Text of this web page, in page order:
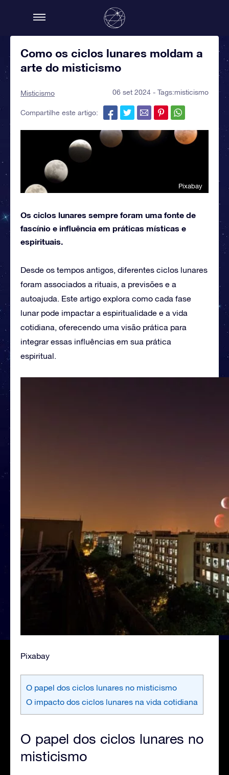
Como os ciclos lunares moldam a
arte do misticismo
Misticismo 06 set 2024 - Tags:misticismo
Compartilhe este artigo:
Pixabay
Os ciclos lunares sempre foram uma fonte de
fascínio e influência em práticas místicas e
espirituais.
Desde os tempos antigos, diferentes ciclos lunares
foram associados a rituais, a previsões e a
autoajuda. Este artigo explora como cada fase
lunar pode impactar a espiritualidade e a vida
cotidiana, oferecendo uma visão prática para
integrar essas influências em sua prática
espiritual.
Pixabay
O papel dos ciclos lunares no misticismo
O impacto dos ciclos lunares na vida cotidiana
O papel dos ciclos lunares no
misticismo